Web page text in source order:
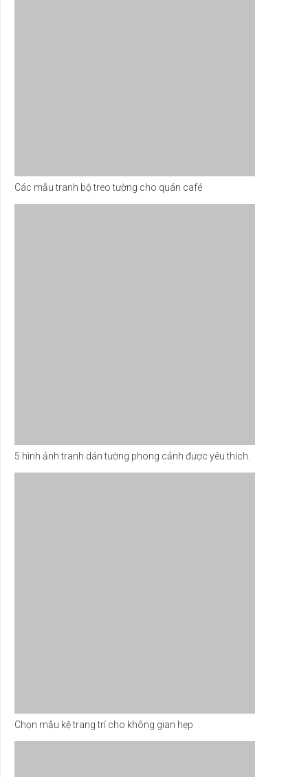
Các mẫu tranh bộ treo tường cho quán café
5 hình ảnh tranh dán tường phong cảnh được yêu thích.
Chọn mẫu kệ trang trí cho không gian hẹp